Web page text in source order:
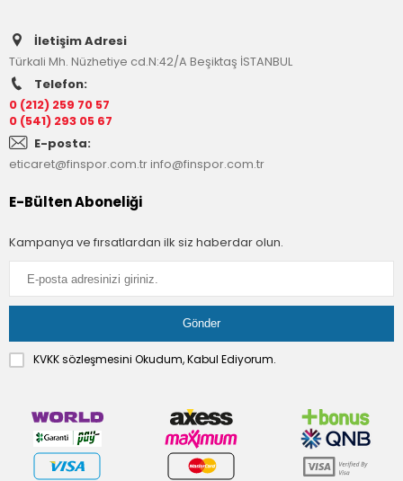
İletişim Adresi
Türkali Mh. Nüzhetiye cd.N:42/A Beşiktaş İSTANBUL
Telefon:
0 (212) 259 70 57
0 (541) 293 05 67
E-posta:
eticaret@finspor.com.trinfo@finspor.com.tr
E-Bülten Aboneliği
Kampanya ve fırsatlardan ilk siz haberdar olun.
KVKK sözleşmesini Okudum, Kabul Ediyorum.